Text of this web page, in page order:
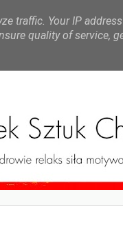
traffic. Your IP
quality of service,